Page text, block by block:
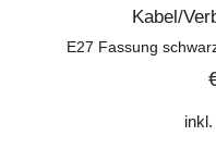
Kabel/
E27 Fassung